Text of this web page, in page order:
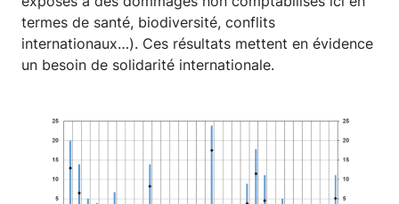
termes de santé, biodiversité, conflits
internationaux…). Ces résultats mettent en évidence
un besoin de solidarité internationale.